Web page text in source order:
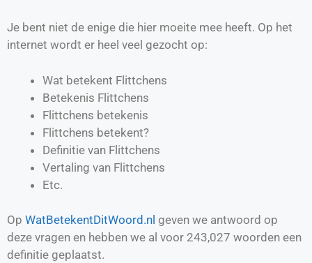
Je bent niet de enige die hier moeite mee heeft. Op het
internet wordt er heel veel gezocht op:
Wat betekent Flittchens
Betekenis Flittchens
Flittchens betekenis
Flittchens betekent?
Definitie van Flittchens
Vertaling van Flittchens
Etc.
Op WatBetekentDitWoord.nl geven we antwoord op
deze vragen en hebben we al voor 243,027 woorden een
definitie geplaatst.